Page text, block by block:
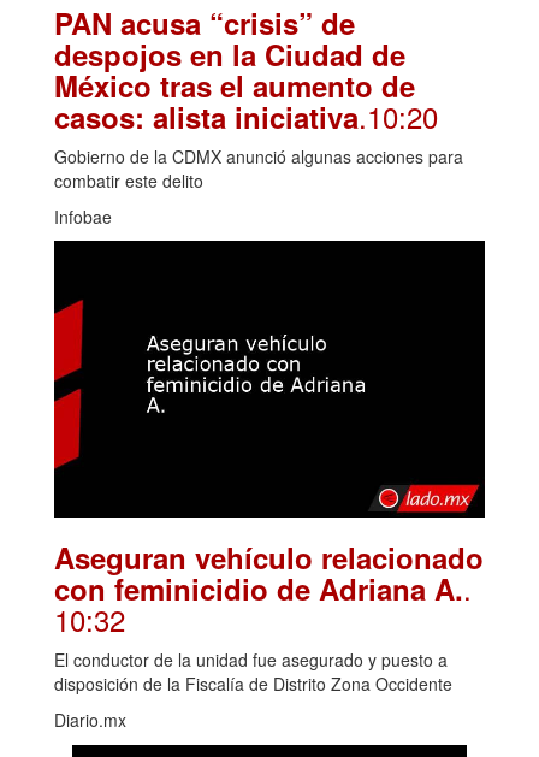
PAN acusa “crisis” de
despojos en la Ciudad de
México tras el aumento de
casos: alista iniciativa.10:20
Gobierno de la CDMX anunció algunas acciones para
combatir este delito
Infobae
Aseguran vehículo relacionado
con feminicidio de Adriana A..
10:32
El conductor de la unidad fue asegurado y puesto a
disposición de la Fiscalía de Distrito Zona Occidente
Diario.mx